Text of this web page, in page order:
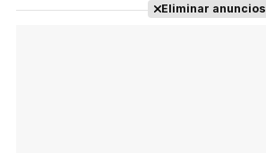
Eliminar anuncios